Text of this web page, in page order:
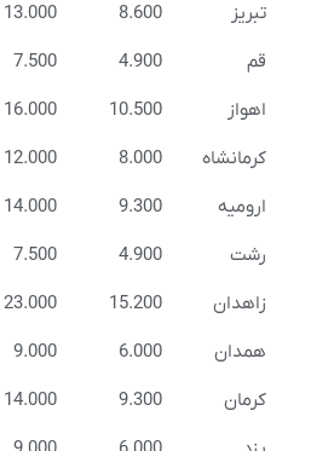
تبریز
8.600
13.000
قم
4.900
7.500
اهواز
10.500
16.000
کرمانشاه
8.000
12.000
ارومیه
9.300
14.000
رشت
4.900
7.500
زاهدان
15.200
23.000
همدان
6.000
9.000
کرمان
9.300
14.000